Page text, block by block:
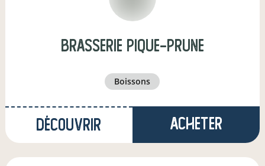
Brasserie Pique-Prune
boissons
Découvrir Acheter